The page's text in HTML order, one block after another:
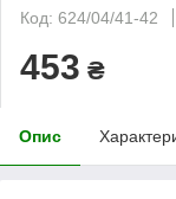
Код: 624/04/41-42
453 ₴
Опис